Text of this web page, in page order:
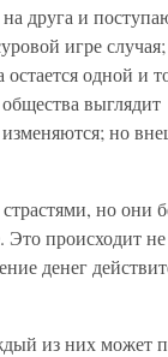
друга и
игре
остается одной и
выглядит
но
но они
Это происходит
денег
из них может